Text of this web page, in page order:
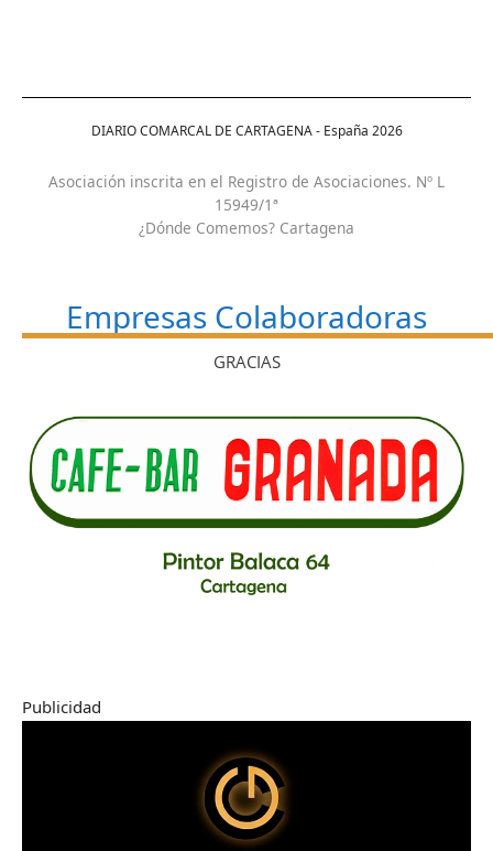
DIARIO COMARCAL DE CARTAGENA - España 2026
Asociación inscrita en el Registro de Asociaciones. Nº L
15949/1ª
¿Dónde Comemos? Cartagena
Empresas Colaboradoras
GRACIAS
Publicidad